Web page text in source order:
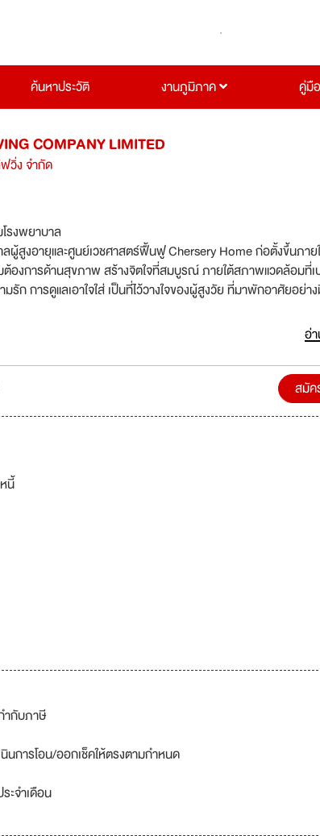
ค้นหาประวัติ งานภูมิภาค คู่มื
COMPANY LIMITED
วิ่ง จำกัด
รงพยาบาล
งอายุและศูนย์เวชศาสตร์ฟื้นฟู Chersery Home ก่อตั้งขึ้นภายใต้แนวคิด
องการด้านสุขภาพ สร้างจิตใจที่สมบูรณ์ ภายใต้สภาพแวดล้อมที่เ
ก การดูแลเอาใจใส่ เป็นที่ไว้วางใจของผู้สูงวัย ที่มาพักอาศัยอย่า
ระยะยาว และรูปแบบเนอร์สซิ่งโฮมระดับพรีเมียม บริการดูแลหลัง
อ่
สมัค
นี้
ำกับภาษี
นการโอน/ออกเช็คให้ตรงตามกำหนด
ะจำเดือน